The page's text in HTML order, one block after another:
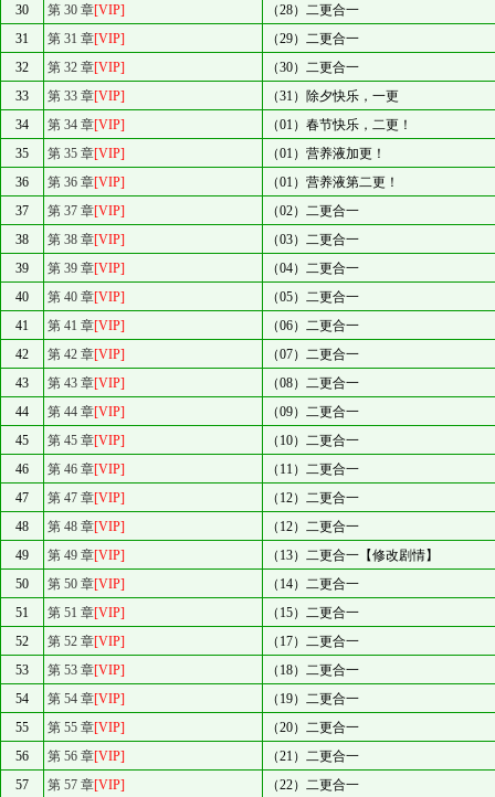
30
第 30 章[VIP]
（28）二更合一
31
第 31 章[VIP]
（29）二更合一
32
第 32 章[VIP]
（30）二更合一
33
第 33 章[VIP]
（31）除夕快乐，一更
34
第 34 章[VIP]
（01）春节快乐，二更！
35
第 35 章[VIP]
（01）营养液加更！
36
第 36 章[VIP]
（01）营养液第二更！
37
第 37 章[VIP]
（02）二更合一
38
第 38 章[VIP]
（03）二更合一
39
第 39 章[VIP]
（04）二更合一
40
第 40 章[VIP]
（05）二更合一
41
第 41 章[VIP]
（06）二更合一
42
第 42 章[VIP]
（07）二更合一
43
第 43 章[VIP]
（08）二更合一
44
第 44 章[VIP]
（09）二更合一
45
第 45 章[VIP]
（10）二更合一
46
第 46 章[VIP]
（11）二更合一
47
第 47 章[VIP]
（12）二更合一
48
第 48 章[VIP]
（12）二更合一
49
第 49 章[VIP]
（13）二更合一【修改剧情】
50
第 50 章[VIP]
（14）二更合一
51
第 51 章[VIP]
（15）二更合一
52
第 52 章[VIP]
（17）二更合一
53
第 53 章[VIP]
（18）二更合一
54
第 54 章[VIP]
（19）二更合一
55
第 55 章[VIP]
（20）二更合一
56
第 56 章[VIP]
（21）二更合一
57
第 57 章[VIP]
（22）二更合一